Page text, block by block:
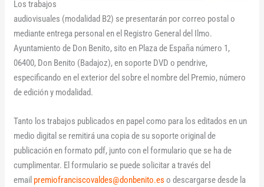
Los trabajos
audiovisuales (modalidad B2) se presentarán por correo postal o
mediante entrega personal en el Registro General del Ilmo.
Ayuntamiento de Don Benito, sito en Plaza de España número 1,
06400, Don Benito (Badajoz), en soporte DVD o pendrive,
especificando en el exterior del sobre el nombre del Premio, número
de edición y modalidad.
Tanto los trabajos publicados en papel como para los editados en un
medio digital se remitirá una copia de su soporte original de
publicación en formato pdf, junto con el formulario que se ha de
cumplimentar. El formulario se puede solicitar a través del
email premiofranciscovaldes@donbenito.es o descargarse desde la